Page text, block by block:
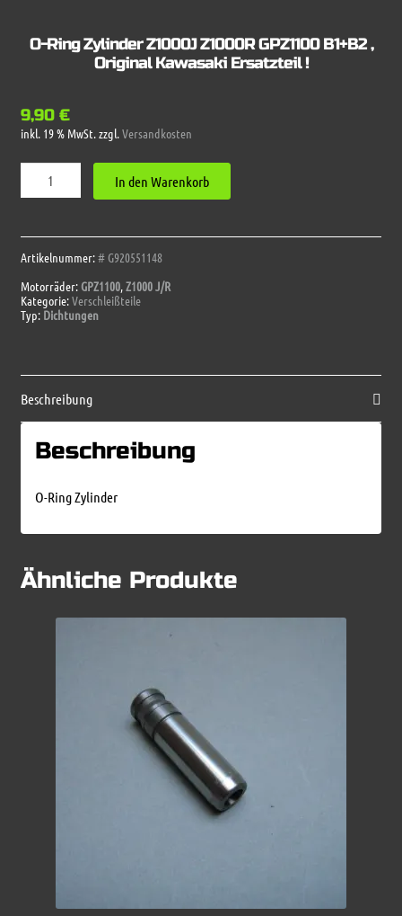
O-Ring Zylinder Z1000J Z1000R GPZ1100 B1+B2 ,
Original Kawasaki Ersatzteil !
9,90 €
inkl. 19 % MwSt.zzgl.Versandkosten
Z1000R
GPZ1100
,
Original
Kawasaki
Menge
In den Warenkorb
Artikelnummer:# G920551148
Motorräder: GPZ1100,Z1000 J/R
Kategorie:Verschleißteile
Typ: Dichtungen
Beschreibung
Beschreibung
O-Ring Zylinder
Ähnliche Produkte